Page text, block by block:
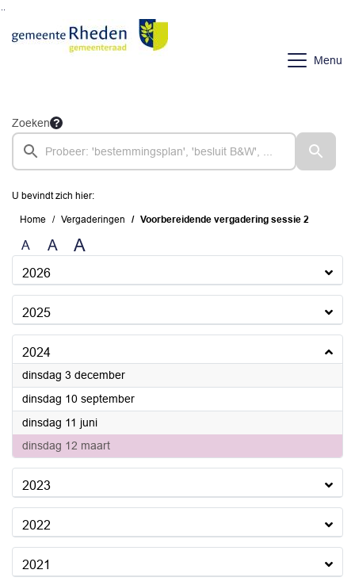
Ga naar de inhoud van deze pagina
Menu
Zoeken
U bevindt zich hier:
Home Vergaderingen Voorbereidende vergadering sessie 2
A A A
2026
2025
2024
dinsdag 3 december2024
dinsdag 10 september2024
dinsdag 11 juni2024
dinsdag 12 maart2024
2023
2022
2021